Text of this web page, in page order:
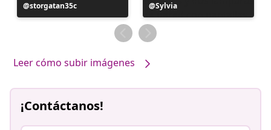
Publicación
realizada
storgatan35c
Publicación
realizada
por
Sylvia
Leer cómo subir imágenes
¡Contáctanos!